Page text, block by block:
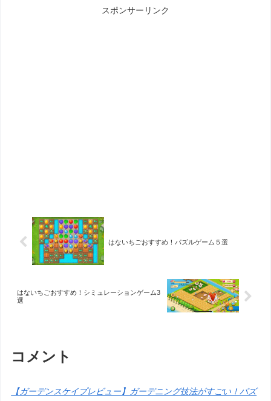
スポンサーリンク
はないちごおすすめ！パズルゲーム５選
はないちごおすすめ！シミュレーションゲーム3
選
コメント
【ガーデンスケイプレビュー】ガーデニング技法がすごい！パズ